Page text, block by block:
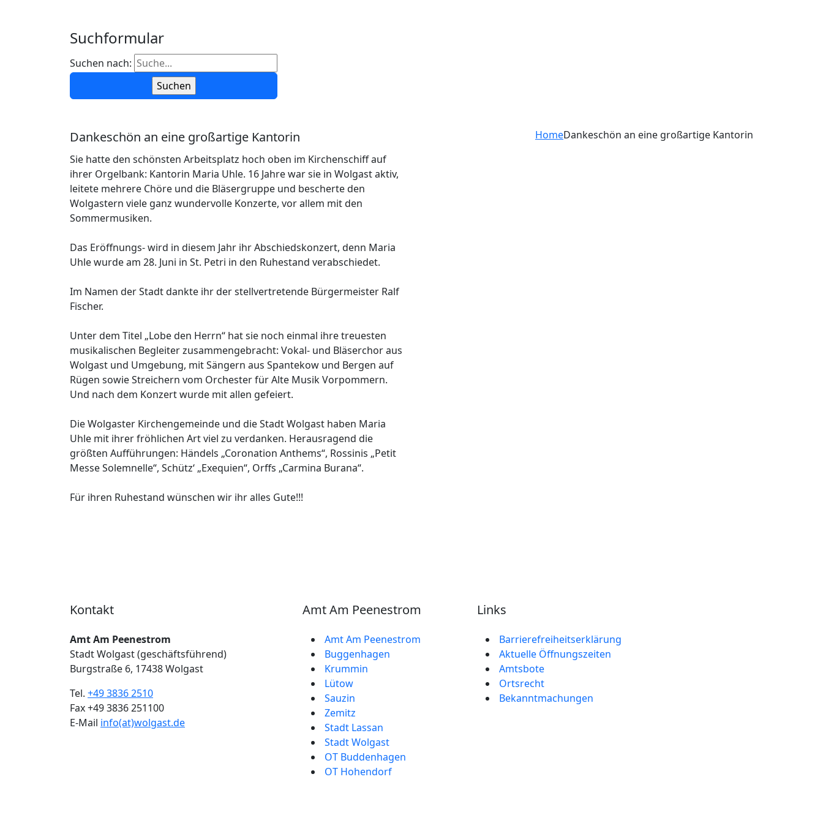
Suchformular
Suchen nach:
Dankeschön an eine großartige Kantorin HomeDankeschön an eine großartige Kantorin
Sie hatte den schönsten Arbeitsplatz hoch oben im Kirchenschiff auf
ihrer Orgelbank: Kantorin Maria Uhle. 16 Jahre war sie in Wolgast aktiv,
leitete mehrere Chöre und die Bläsergruppe und bescherte den
Wolgastern viele ganz wundervolle Konzerte, vor allem mit den
Sommermusiken.
Das Eröffnungs- wird in diesem Jahr ihr Abschiedskonzert, denn Maria
Uhle wurde am 28. Juni in St. Petri in den Ruhestand verabschiedet.
Im Namen der Stadt dankte ihr der stellvertretende Bürgermeister Ralf
Fischer.
Unter dem Titel „Lobe den Herrn“ hat sie noch einmal ihre treuesten
musikalischen Begleiter zusammengebracht: Vokal- und Bläserchor aus
Wolgast und Umgebung, mit Sängern aus Spantekow und Bergen auf
Rügen sowie Streichern vom Orchester für Alte Musik Vorpommern.
Und nach dem Konzert wurde mit allen gefeiert.
Die Wolgaster Kirchengemeinde und die Stadt Wolgast haben Maria
Uhle mit ihrer fröhlichen Art viel zu verdanken. Herausragend die
größten Aufführungen: Händels „Coronation Anthems“, Rossinis „Petit
Messe Solemnelle“, Schütz‘ „Exequien“, Orffs „Carmina Burana“.
Für ihren Ruhestand wünschen wir ihr alles Gute!!!
Kontakt
Amt Am Peenestrom
Stadt Wolgast (geschäftsführend)
Burgstraße 6, 17438 Wolgast
Tel. +49 3836 2510
Fax +49 3836 251100
E-Mail info(at)wolgast.de
Amt Am Peenestrom
Amt Am Peenestrom
Buggenhagen
Krummin
Lütow
Sauzin
Zemitz
Stadt Lassan
Stadt Wolgast
OT Buddenhagen
OT Hohendorf
Links
Barrierefreiheitserklärung
Aktuelle Öffnungszeiten
Amtsbote
Ortsrecht
Bekannt­machungen